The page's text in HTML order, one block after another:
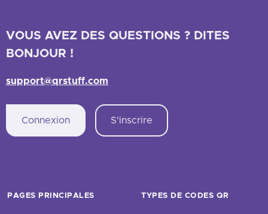
VOUS AVEZ DES QUESTIONS ? DITES
BONJOUR !
support@qrstuff.com
Connexion S'inscrire
PAGES PRINCIPALES TYPES DE CODES QR